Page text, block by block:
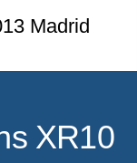
Madrid
XR10